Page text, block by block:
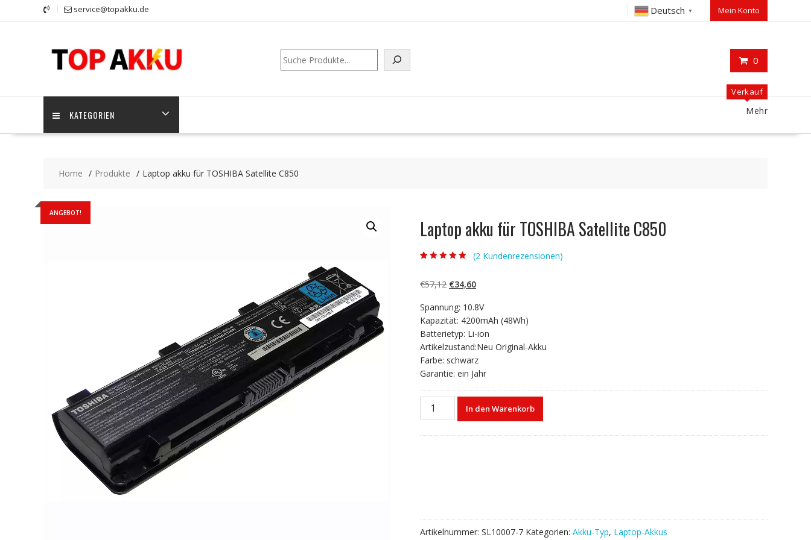
service@topakku.de Deutsch ▼ Mein Konto
0
Suchen
KATEGORIEN
Verkauf
Mehr
Home Produkte Laptop akku für TOSHIBA Satellite C850
ANGEBOT!
Laptop akku für TOSHIBA Satellite C850
basierend auf
Kundenbewert
(2 Kundenrezensionen)
€57,12 Ursprünglicher
war:
€57,12
€34,60Aktueller
ist:
€34,60.
Spannung: 10.8V
Kapazität: 4200mAh (48Wh)
Batterietyp: Li-ion
Artikelzustand:Neu Original-Akku
Farbe: schwarz
Garantie: ein Jahr
Laptop
akku
In den Warenkorb
Artikelnummer: SL10007-7 Kategorien: Akku-Typ, Laptop-Akkus